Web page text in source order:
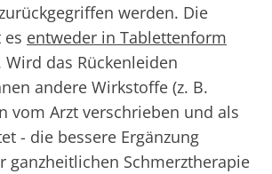
werden. Die
entweder in Tablettenform
Wird das Rückenleiden
andere Wirkstoffe (z. B.
vom Arzt verschrieben und als
- die bessere Ergänzung
ganzheitlichen Schmerztherapie